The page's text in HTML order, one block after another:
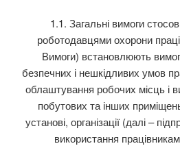
1.1. Загальні вимоги
роботодавцями охорони праці
Вимоги) встановлюють
безпечних і нешкідливих умов
облаштування робочих місць і
побутових та інших
установі, організації (далі –
вико­ристання